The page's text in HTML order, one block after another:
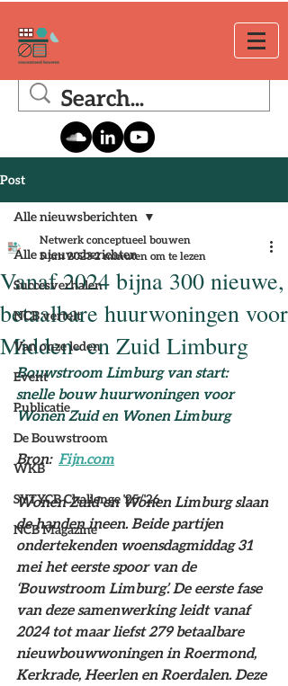
Post
Alle nieuwsberichten
Succesverhalen
NCB vertelt
Van onze leden
Event
Publicatie
De Bouwstroom
WKB
SYTYCB Challenge '25/'26
NCB Magazine
Alle nieuwsberichten
Vanaf 2024 bijna 300 nieuwe,
betaalbare huurwoningen voor
Midden- en Zuid Limburg
Netwerk conceptueel bouwen
5 jun 2023 2 minuten om te lezen
Bouwstroom Limburg van start:
snelle bouw huurwoningen voor
Wonen Zuid en Wonen Limburg
Bron: Fijn.com
Wonen Zuid en Wonen Limburg slaan
de handen ineen. Beide partijen
ondertekenden woensdagmiddag 31
mei het eerste spoor van de
‘Bouwstroom Limburg’. De eerste fase
van deze samenwerking leidt vanaf
2024 tot maar liefst 279 betaalbare
nieuwbouwwoningen in Roermond,
Kerkrade, Heerlen en Roerdalen. Deze